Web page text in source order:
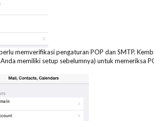
memverifikasi pengaturan POP dan SMTP.
memiliki setup sebelumnya) untuk memeriksa